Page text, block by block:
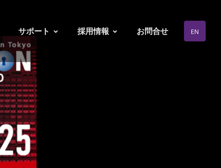
サポート 採用情報 お問合せ EN